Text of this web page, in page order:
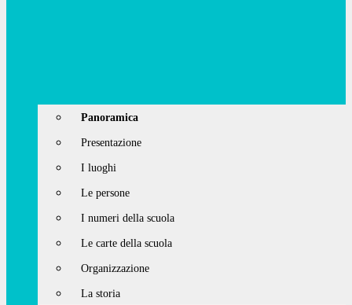
Panoramica
Presentazione
I luoghi
Le persone
I numeri della scuola
Le carte della scuola
Organizzazione
La storia